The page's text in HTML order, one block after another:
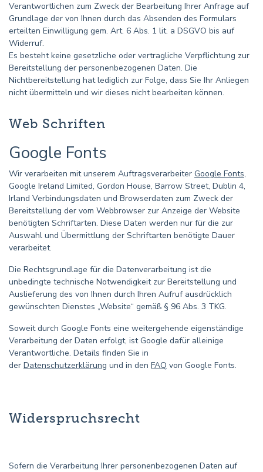
Verantwortlichen zum Zweck der Bearbeitung Ihrer Anfrage auf
Grundlage der von Ihnen durch das Absenden des Formulars
erteilten Einwilligung gem. Art. 6 Abs. 1 lit. a DSGVO bis auf
Widerruf.
Es besteht keine gesetzliche oder vertragliche Verpflichtung zur
Bereitstellung der personenbezogenen Daten. Die
Nichtbereitstellung hat lediglich zur Folge, dass Sie Ihr Anliegen
nicht übermitteln und wir dieses nicht bearbeiten können.
Web Schriften
Google Fonts
Wir verarbeiten mit unserem Auftragsverarbeiter Google Fonts,
Google Ireland Limited, Gordon House, Barrow Street, Dublin 4,
Irland Verbindungsdaten und Browserdaten zum Zweck der
Bereitstellung der vom Webbrowser zur Anzeige der Website
benötigten Schriftarten. Diese Daten werden nur für die zur
Auswahl und Übermittlung der Schriftarten benötigte Dauer
verarbeitet.
Die Rechtsgrundlage für die Datenverarbeitung ist die
unbedingte technische Notwendigkeit zur Bereitstellung und
Auslieferung des von Ihnen durch Ihren Aufruf ausdrücklich
gewünschten Dienstes „Website“ gemäß § 96 Abs. 3 TKG.
Soweit durch Google Fonts eine weitergehende eigenständige
Verarbeitung der Daten erfolgt, ist Google dafür alleinige
Verantwortliche. Details finden Sie in
der Datenschutzerklärung und in den FAQ von Google Fonts.
Widerspruchsrecht
Sofern die Verarbeitung Ihrer personenbezogenen Daten auf